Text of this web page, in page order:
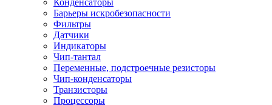
Конденсаторы
Барьеры искробезопасности
Фильтры
Датчики
Индикаторы
Чип-тантал
Переменные, подстроечные резисторы
Чип-конденсаторы
Транзисторы
Процессоры